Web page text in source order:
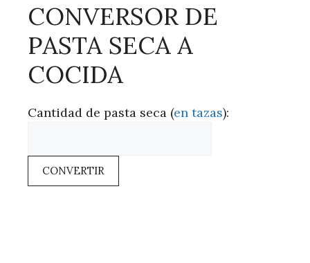
CONVERSOR DE
PASTA SECA A
COCIDA
Cantidad de pasta seca (en tazas):
CONVERTIR